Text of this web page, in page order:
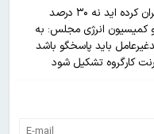
انرژی مجلس: به
باید پاسخگو باشد
کارگروه تشکیل شود